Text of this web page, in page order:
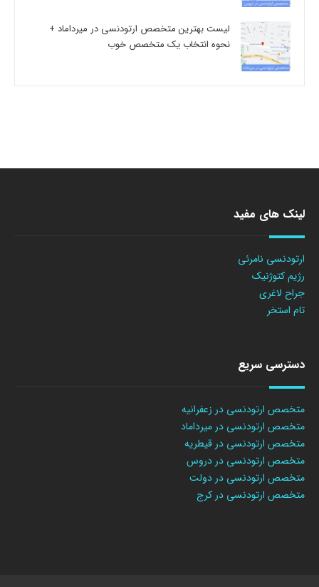
لیست بهترین متخصص ارتودنسی در میرداماد +
نحوه انتخاب یک متخصص خوب
لینک های مفید
ارتودنسی نامرئی
رژیم کتوژنیک
جراح لاغری
تام استخر
دسترسی سریع
متخصص ارتودنسی در زعفرانیه
متخصص ارتودنسی در میرداماد
متخصص ارتودنسی در قیطریه
متخصص ارتودنسی در دروس
متخصص ارتودنسی در دولت
متخصص ارتودنسی در کرج